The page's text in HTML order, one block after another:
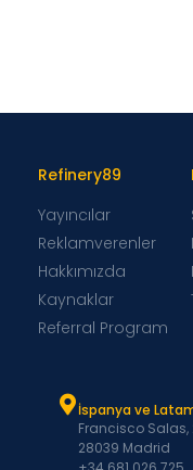
Refinery89
Yayıncılar
Reklamverenler
Hakkımızda
Kaynaklar
Referral Program
İspanya ve
Francisco Salas,
28039 Madrid